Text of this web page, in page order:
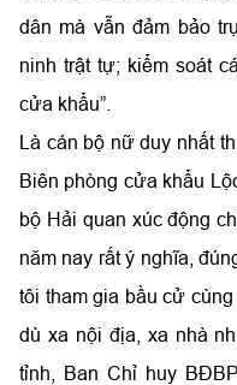
dân mà vẫn đảm bảo
ninh trật tự; kiểm soát
cửa khẩu”.
Là cán bộ nữ duy nhất
Biên phòng cửa khẩu
bộ Hải quan xúc động
năm nay rất ý nghĩa,
tôi tham gia bầu cử
dù xa nội địa, xa nhà
tỉnh, Ban Chỉ huy